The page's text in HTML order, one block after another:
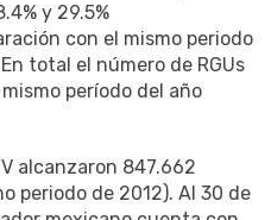
y 29.5%
con el mismo periodo
total el número de RGUs
período del año
alcanzaron 847.662
periodo de 2012). Al 30 de